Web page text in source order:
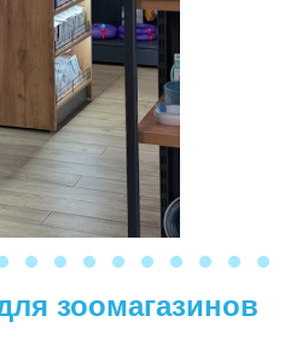
зоомагазинов